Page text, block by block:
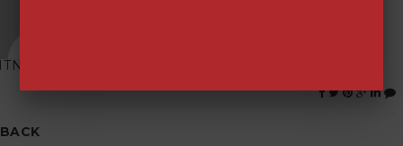
BACK